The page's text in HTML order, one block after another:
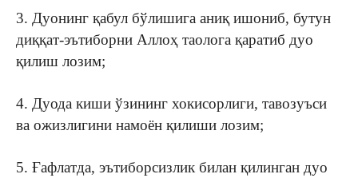
3. Дуонинг қабул бўлишига аниқ ишониб, бутун
диққат-эътиборни Аллоҳ таолога қаратиб дуо
қилиш лозим;
4. Дуода киши ўзининг хокисорлиги, тавозуъси
ва ожизлигини намоён қилиши лозим;
5. Ғафлатда, эътиборсизлик билан қилинган дуо